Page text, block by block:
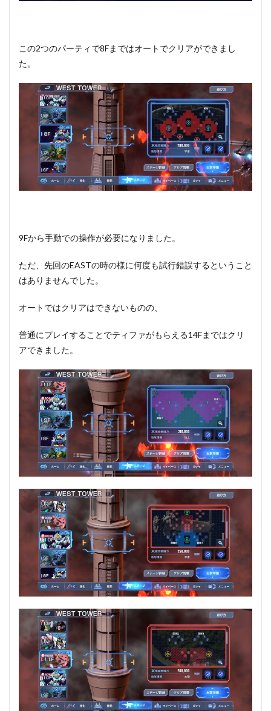
この2つのパーティで8Fまではオートでクリアができまし
た。
9Fから手動での操作が必要になりました。
ただ、先回のEASTの時の様に何度も試行錯誤するということ
はありませんでした。
オートではクリアはできないものの、
普通にプレイすることでティファがもらえる14Fまではクリ
アできました。